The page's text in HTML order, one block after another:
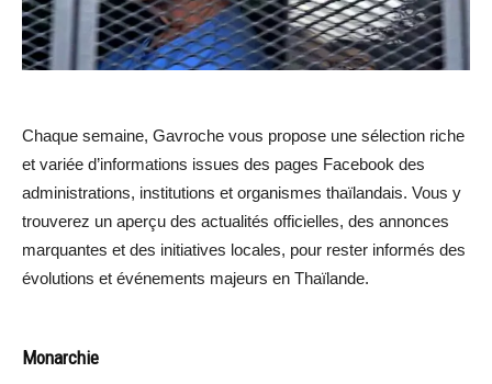
Chaque semaine, Gavroche vous propose une sélection riche
et variée d’informations issues des pages Facebook des
administrations, institutions et organismes thaïlandais. Vous y
trouverez un aperçu des actualités officielles, des annonces
marquantes et des initiatives locales, pour rester informés des
évolutions et événements majeurs en Thaïlande.
Monarchie